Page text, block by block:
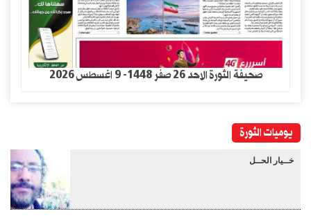
صحيفة الثورة الاحد 26 صفر 1448- 9 اغسطس 2026
يوميات الثورة
خــيار الحــل